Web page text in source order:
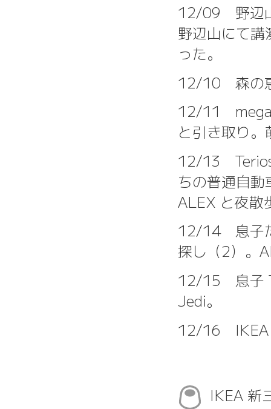
12/09 野辺
野辺山にて
った。
12/10 森の
12/11
と引き取り
12/13 Terios
ちの普通自
ALEX と夜散
12/14 息子
探し（2）。
12/15 息子
Jedi。
12/16 IKEA
IKEA 新